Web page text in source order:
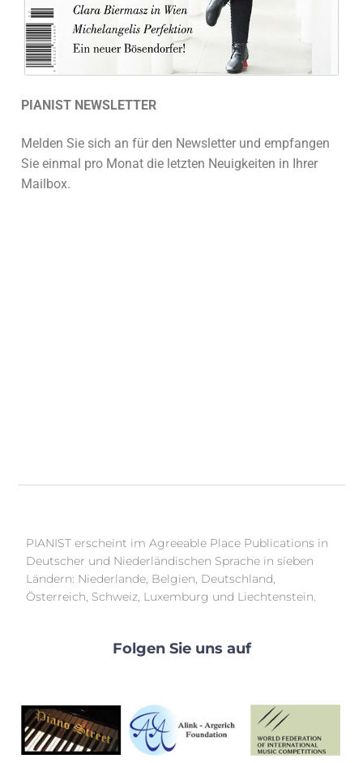
PIANIST NEWSLETTER
Melden Sie sich an für den Newsletter und empfangen
Sie einmal pro Monat die letzten Neuigkeiten in Ihrer
Mailbox.
PIANIST erscheint im Agreeable Place Publications in
Deutscher und Niederländischen Sprache in sieben
Ländern: Niederlande, Belgien, Deutschland,
Österreich, Schweiz, Luxemburg und Liechtenstein.
Folgen Sie uns auf